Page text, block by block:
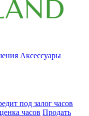
Аксессуары
под залог часов
часов Продать